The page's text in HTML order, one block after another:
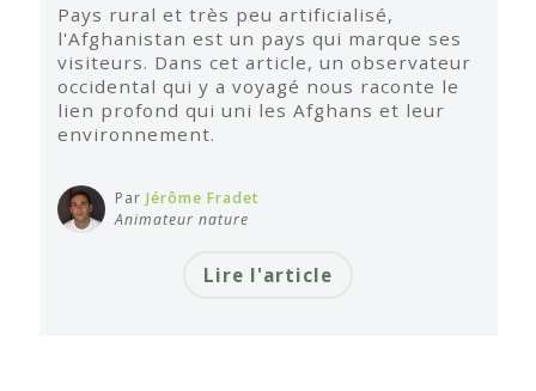
Pays rural et très peu artificialisé,
l'Afghanistan est un pays qui marque ses
visiteurs. Dans cet article, un observateur
occidental qui y a voyagé nous raconte le
lien profond qui uni les Afghans et leur
environnement.
Par Jérôme Fradet
Animateur nature
Lire l'article